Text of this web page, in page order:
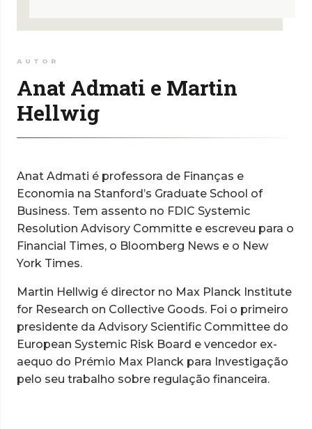
AUTOR
Anat Admati e Martin
Hellwig
Anat Admati é professora de Finanças e
Economia na Stanford’s Graduate School of
Business. Tem assento no FDIC Systemic
Resolution Advisory Committe e escreveu para o
Financial Times, o Bloomberg News e o New
York Times.
Martin Hellwig é director no Max Planck Institute
for Research on Collective Goods. Foi o primeiro
presidente da Advisory Scientific Committee do
European Systemic Risk Board e vencedor ex-
aequo do Prémio Max Planck para Investigação
pelo seu trabalho sobre regulação financeira.